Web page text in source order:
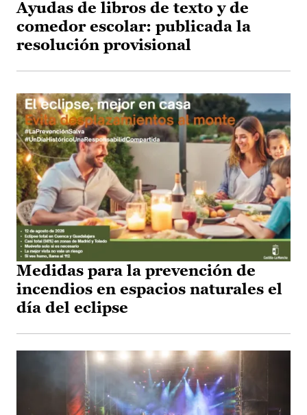
Ayudas de libros de texto y de
comedor escolar: publicada la
resolución provisional
Medidas para la prevención de
incendios en espacios naturales el
día del eclipse